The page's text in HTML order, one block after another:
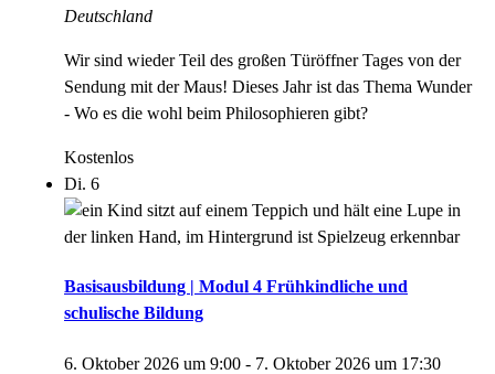
Deutschland
Wir sind wieder Teil des großen Türöffner Tages von der
Sendung mit der Maus! Dieses Jahr ist das Thema Wunder
- Wo es die wohl beim Philosophieren gibt?
Kostenlos
Di. 6
Basisausbildung | Modul 4 Frühkindliche und
schulische Bildung
6. Oktober 2026 um 9:00 - 7. Oktober 2026 um 17:30